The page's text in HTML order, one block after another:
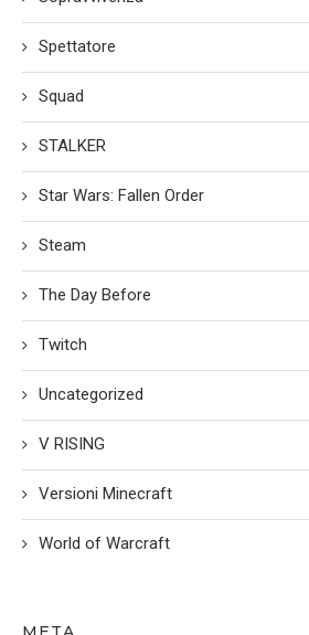
Spettatore
Squad
STALKER
Star Wars: Fallen Order
Steam
The Day Before
Twitch
Uncategorized
V RISING
Versioni Minecraft
World of Warcraft